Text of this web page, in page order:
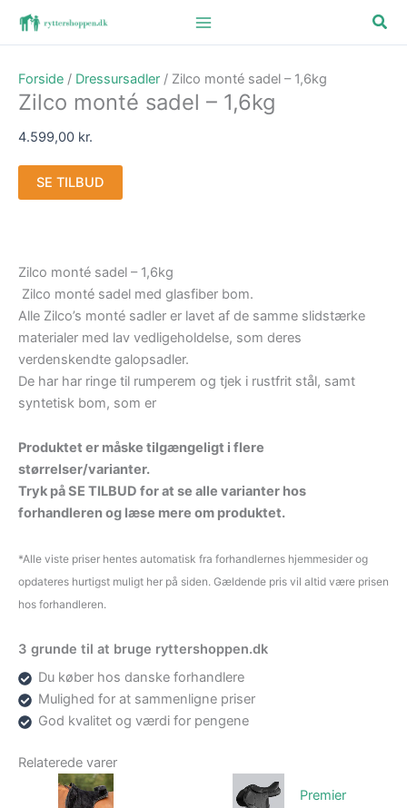
Søg
Forside / Dressursadler / Zilco monté sadel – 1,6kg
Zilco monté sadel – 1,6kg
4.599,00 kr.
SE TILBUD
Zilco monté sadel – 1,6kg
Zilco monté sadel med glasfiber bom.
Alle Zilco’s monté sadler er lavet af de samme slidstærke
materialer med lav vedligeholdelse, som deres
verdenskendte galopsadler.
De har har ringe til rumperem og tjek i rustfrit stål, samt
syntetisk bom, som er
Produktet er måske tilgængeligt i flere
størrelser/varianter.
Tryk på SE TILBUD for at se alle varianter hos
forhandleren og læse mere om produktet.
*Alle viste priser hentes automatisk fra forhandlernes hjemmesider og
opdateres hurtigst muligt her på siden. Gældende pris vil altid være prisen
hos forhandleren.
3 grunde til at bruge ryttershoppen.dk
Du køber hos danske forhandlere
Mulighed for at sammenligne priser
God kvalitet og værdi for pengene
Relaterede varer
Premier